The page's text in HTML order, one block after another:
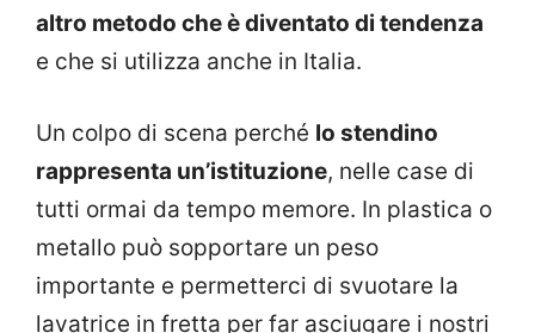
altro metodo che è diventato di tendenza
e che si utilizza anche in Italia.
Un colpo di scena perché lo stendino
rappresenta un’istituzione, nelle case di
tutti ormai da tempo memore. In plastica o
metallo può sopportare un peso
importante e permetterci di svuotare la
lavatrice in fretta per far asciugare i nostri